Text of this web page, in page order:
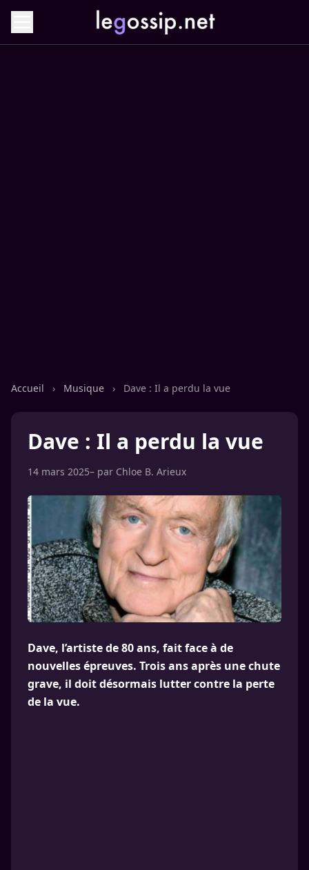
Accueil › Musique › Dave : Il a perdu la vue
Dave : Il a perdu la vue
14 mars 2025– par Chloe B. Arieux
Dave, l’artiste de 80 ans, fait face à de
nouvelles épreuves. Trois ans après une chute
grave, il doit désormais lutter contre la perte
de la vue.